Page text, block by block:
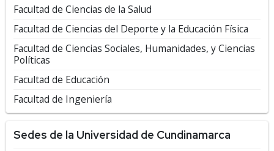
Facultad de Ciencias de la Salud
Facultad de Ciencias del Deporte y la Educación Física
Facultad de Ciencias Sociales, Humanidades, y Ciencias
Políticas
Facultad de Educación
Facultad de Ingeniería
Sedes de la Universidad de Cundinamarca